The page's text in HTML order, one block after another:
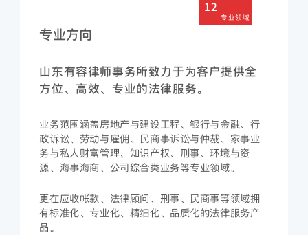
12
专业领域
专业方向
山东有容律师事务所致力于为客户提供全
方位、高效、专业的法律服务。
业务范围涵盖房地产与建设工程、银行与金融、行
政诉讼、劳动与雇佣、民商事诉讼与仲裁、家事业
务与私人财富管理、知识产权、刑事、环境与资
源、海事海商、公司综合类业务等专业领域。
更在应收帐款、法律顾问、刑事、民商事等领域拥
有标准化、专业化、精细化、品质化的法律服务产
品。